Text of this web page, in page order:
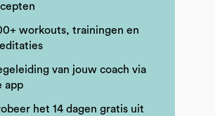
workouts, trainingen en
van jouw coach via
app
het 14 dagen gratis uit